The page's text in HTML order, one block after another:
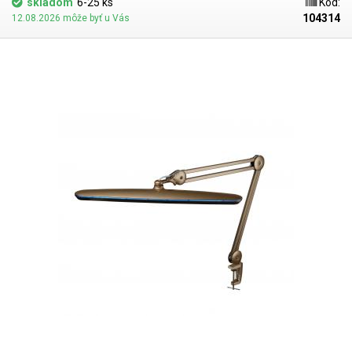
klasická žiarovka) pri zachovaní rozumného príkonu - iba 24W. Vďaka
dĺžke hlavy lampa osvieti podstatnú časť pracovnej dosky a servisné
úkony pod ňou sú potom ľahšie. Oko zaiste poteší aj ozdobná farebná
požadovanej polohy, v polohe zotrvá - nevyvracia sa. Rameno lampy je
celokovové. K doske stola je možné rameno lampy uchytiť pomocou
malého zveráka, ktorý sa pripevňuje k hrane stola. Lampu z neho možno
kedykoľvek jednoducho vybrať (otočný tŕň). Max. výška hlavy lampy od
stola je 77cm . Rameno je dlhé 83cm a možno ho prakticky narovnať a
nahnúť kamkoľvek v dĺžke 83 cm od stojana lampy. Lampa pri max.
výške nasvieti plochu stola s dĺžkou cca 120cm.Lampa v ružovom
prevedení je vhodná predovšetkým ako funkčný doplnok pracovných
stolov nechtových štúdií a kozmetických salónov.
12.08.2026 môže byť u Vás
104314